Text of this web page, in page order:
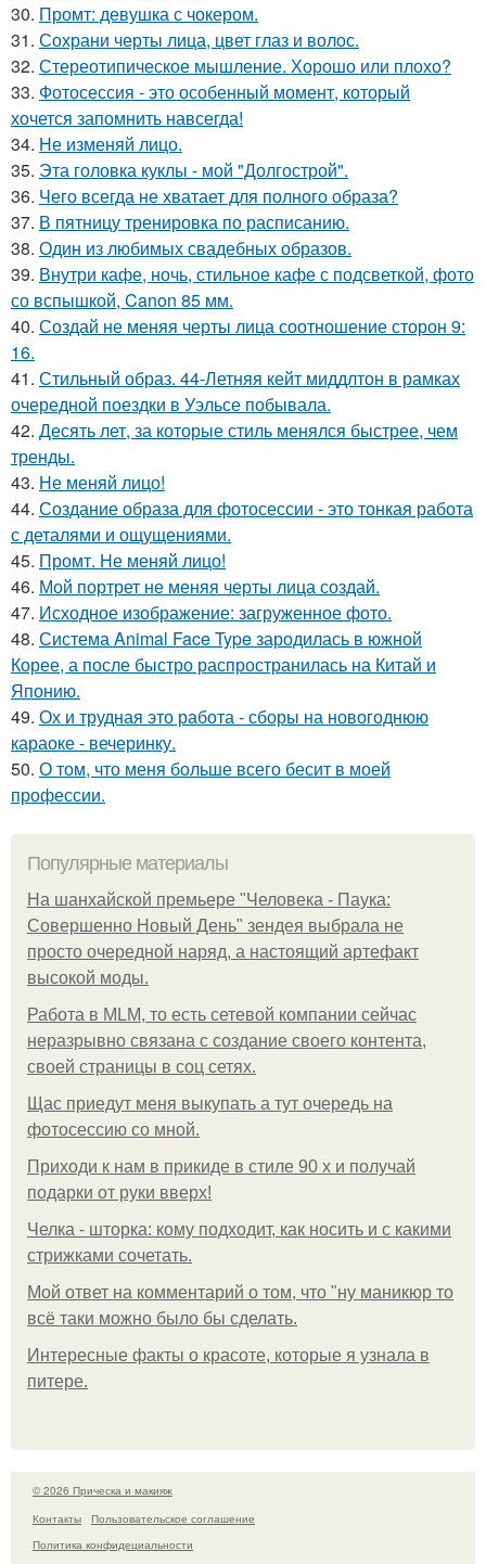
30. Промт: девушка с чокером.
31. Сохрани черты лица, цвет глаз и волос.
32. Стереотипическое мышление. Хорошо или плохо?
33. Фотосессия - это особенный момент, который
хочется запомнить навсегда!
34. Не изменяй лицо.
35. Эта головка куклы - мой "Долгострой".
36. Чего всегда не хватает для полного образа?
37. В пятницу тренировка по расписанию.
38. Один из любимых свадебных образов.
39. Внутри кафе, ночь, стильное кафе с подсветкой, фото
со вспышкой, Canon 85 мм.
40. Создай не меняя черты лица соотношение сторон 9:
16.
41. Стильный образ. 44-Летняя кейт миддлтон в рамках
очередной поездки в Уэльсе побывала.
42. Десять лет, за которые стиль менялся быстрее, чем
тренды.
43. Не меняй лицо!
44. Создание образа для фотосессии - это тонкая работа
с деталями и ощущениями.
45. Промт. Не меняй лицо!
46. Мой портрет не меняя черты лица создай.
47. Исходное изображение: загруженное фото.
48. Система Animal Face Type зародилась в южной
Корее, а после быстро распространилась на Китай и
Японию.
49. Ох и трудная это работа - сборы на новогоднюю
караоке - вечеринку.
50. О том, что меня больше всего бесит в моей
профессии.
Популярные материалы
На шанхайской премьере "Человека - Паука:
Совершенно Новый День" зендея выбрала не
просто очередной наряд, а настоящий артефакт
высокой моды.
Работа в MLM, то есть сетевой компании сейчас
неразрывно связана с создание своего контента,
своей страницы в соц сетях.
Щас приедут меня выкупать а тут очередь на
фотосессию со мной.
Приходи к нам в прикиде в стиле 90 х и получай
подарки от руки вверх!
Челка - шторка: кому подходит, как носить и с какими
стрижками сочетать.
Мой ответ на комментарий о том, что "ну маникюр то
всё таки можно было бы сделать.
Интересные факты о красоте, которые я узнала в
питере.
© 2026 Прическа и макияж
Контакты
Пользовательское соглашение
Политика конфидециальности